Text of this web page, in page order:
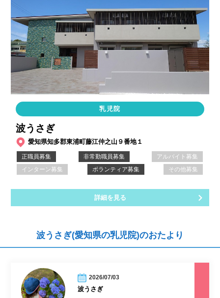
乳児院
波うさぎ
愛知県知多郡東浦町藤江仲之山９番地１
正職員募集 非常勤職員募集
アルバイト募集
インターン募集
ボランティア募集 その他募集
詳細を見る
波うさぎ(愛知県の乳児院)のおたより
2026/07/03
波うさぎ